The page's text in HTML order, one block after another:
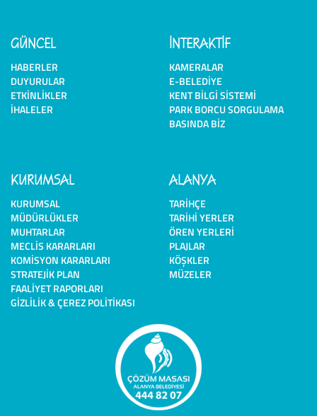
GÜNCEL
HABERLER
DUYURULAR
ETKINLIKLER
İHALELER
İNTERAKTİF
KAMERALAR
E-BELEDIYE
KENT BILGI SISTEMI
PARK BORCU SORGULAMA
BASINDA BIZ
KURUMSAL
KURUMSAL
MÜDÜRLÜKLER
MUHTARLAR
MECLIS KARARLARI
KOMISYON KARARLARI
STRATEJIK PLAN
FAALIYET RAPORLARI
GIZLILIK & ÇEREZ POLITIKASI
ALANYA
TARIHÇE
TARIHI YERLER
ÖREN YERLERI
PLAJLAR
KÖŞKLER
MÜZELER